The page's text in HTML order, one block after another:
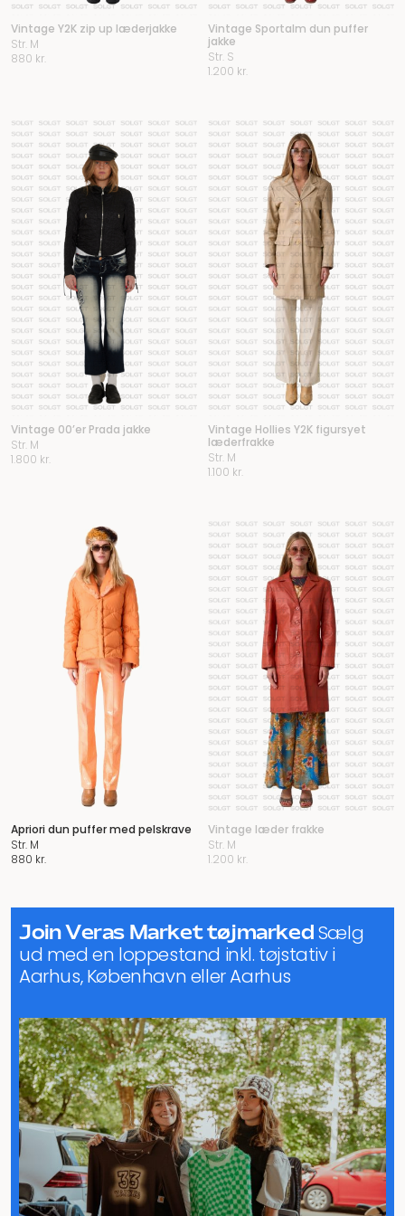
Vintage Y2K zip up læderjakke
Str. M
880 kr.
Vintage Sportalm dun puffer
jakke
Str. S
1.200 kr.
Vintage 00’er Prada jakke
Str. M
1.800 kr.
Vintage Hollies Y2K figursyet
læderfrakke
Str. M
1.100 kr.
Apriori dun puffer med pelskrave
Str. M
880 kr.
Vintage læder frakke
Str. M
1.200 kr.
Join Veras Market tøjmarkedSælg
ud med en loppestand inkl. tøjstativ i
Aarhus, København eller Aarhus